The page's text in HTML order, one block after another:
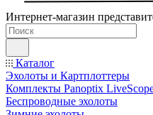
Интернет-магазин
Каталог
Эхолоты и Картплоттеры
Комплекты Panoptix
Беспроводные эхолоты